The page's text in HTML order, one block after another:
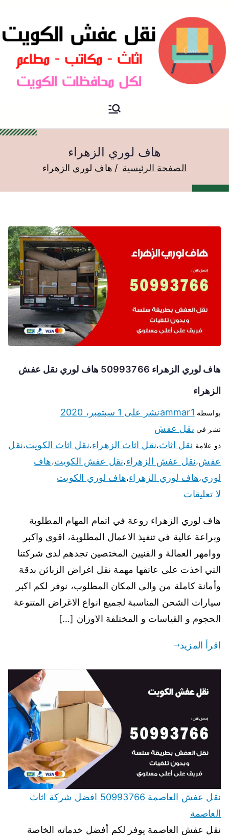
نقل عفش الكويت
هاف لوري الزهراء
الصفحة الرئيسية هاف لوري الزهراء
هاف لوري الزهراء 50993766 هاف لوري نقل عفش
الزهراء
بواسطة ammar1نشر على 1 سبتمبر، 2020
نشر في نقل عفش
ذو علامة نقل اثاث،نقل اثاث الزهراء،نقل اثاث الكويت،نقل
عفش،نقل عفش الزهراء،نقل عفش الكويت،هاف
لوري،هاف لوري الزهراء،هاف لوري الكويت
لا تعليقات
هاف لوري الزهراء روعة في اتمام المهام المطلوبة
وبراعة عالية في تنفيذ الاعمال المطلوبة، اقوى واكبر
ووامهر العمالة و الفنيين المختصين تجدهم لدى شركتنا
التي اخذت على عاتقها مهمة نقل اغراض الزبائن بدقة
وأمانة كاملة من والى المكان المطلوب، نوفر لكم اكبر
سيارات الشحن المناسبة لجميع انواع الاغراض المتنوعة
الحجوم و القياسات و المختلفة الاوزان […]
اقرأ المزيد
نقل عفش العاصمة 50993766 افضل شركة اثاث
العاصمة
نقل عفش العاصمة يوفر لكم أفضل خدماته الخاصة